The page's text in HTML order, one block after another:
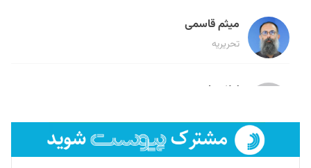
میثم قاسمی
تحریریه
لیلا حنارود
فائزه فتحی رستمی